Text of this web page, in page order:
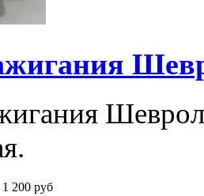
1 200 руб